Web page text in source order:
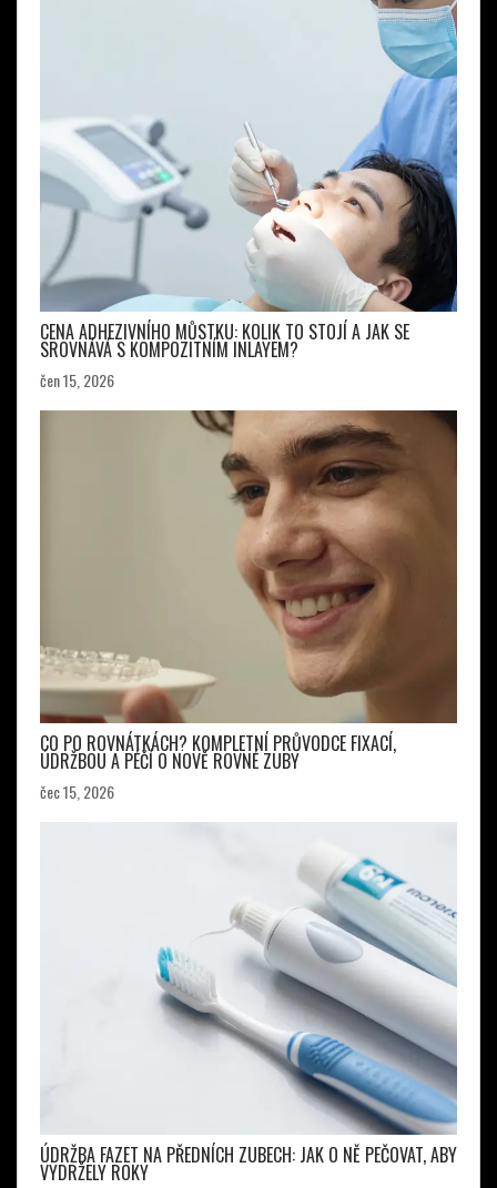
CENA ADHEZIVNÍHO MŮSTKU: KOLIK TO STOJÍ A JAK SE
SROVNÁVÁ S KOMPOZITNÍM INLAYEM?
čen 15, 2026
CO PO ROVNÁTKÁCH? KOMPLETNÍ PRŮVODCE FIXACÍ,
ÚDRŽBOU A PÉČÍ O NOVĚ ROVNÉ ZUBY
čec 15, 2026
ÚDRŽBA FAZET NA PŘEDNÍCH ZUBECH: JAK O NĚ PEČOVAT, ABY
VYDRŽELY ROKY